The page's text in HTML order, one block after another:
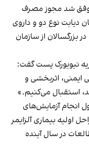
شد مجوز مصرف
در سال ۲۰۱۷ برای درمان دیابت نوع دو و داروی
چاقی در بزرگسالان از سازمان
نیویورک پست گفت:
ایمنی، اثربخشی و
استقبال می‌کنیم.»
انجام آزمایش‌های
اولیه بیماری آلزایمر
در سال آینده